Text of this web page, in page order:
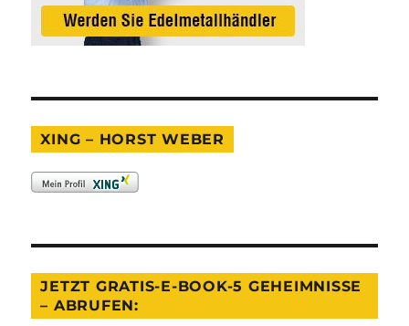
XING – HORST WEBER
JETZT GRATIS-E-BOOK-5 GEHEIMNISSE
– ABRUFEN: